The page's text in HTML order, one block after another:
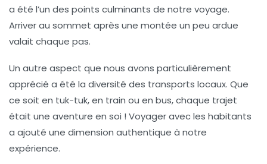
a été l’un des points culminants de notre voyage.
Arriver au sommet après une montée un peu ardue
valait chaque pas.
Un autre aspect que nous avons particulièrement
apprécié a été la diversité des transports locaux. Que
ce soit en tuk-tuk, en train ou en bus, chaque trajet
était une aventure en soi ! Voyager avec les habitants
a ajouté une dimension authentique à notre
expérience.